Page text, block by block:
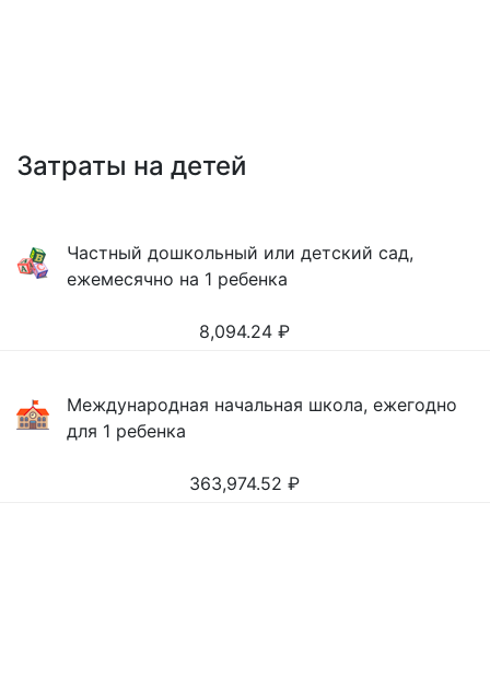
Затраты на детей
Частный дошкольный или детский сад,
ежемесячно на 1 ребенка
8,094.24 ₽
Международная начальная школа, ежегодно
для 1 ребенка
363,974.52 ₽